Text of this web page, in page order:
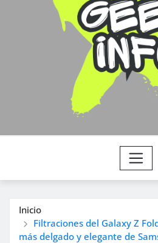
Inicio
Filtraciones del Galaxy Z
más delgado y elegante de